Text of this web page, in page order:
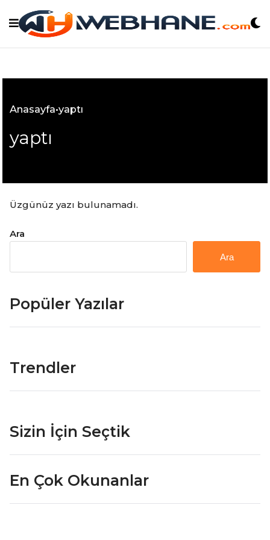
content
Anasayfa•yaptı
yaptı
Üzgünüz yazı bulunamadı.
Ara
Ara
Popüler Yazılar
Trendler
Sizin İçin Seçtik
En Çok Okunanlar